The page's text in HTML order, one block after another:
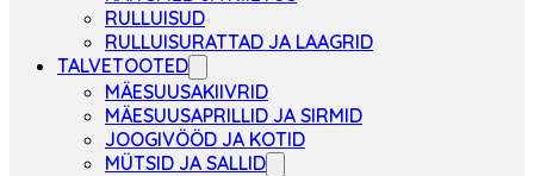
RULLUISUD
RULLUISURATTAD JA LAAGRID
TALVETOOTED
MÄESUUSAKIIVRID
MÄESUUSAPRILLID JA SIRMID
JOOGIVÖÖD JA KOTID
MÜTSID JA SALLID